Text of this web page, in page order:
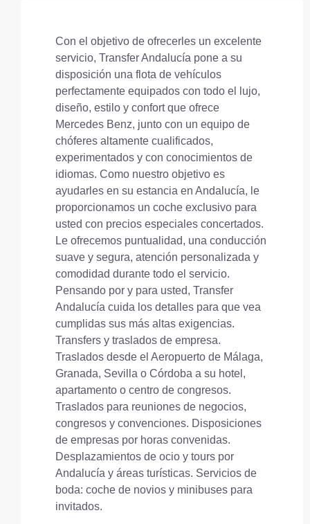
Con el objetivo de ofrecerles un excelente
servicio, Transfer Andalucía pone a su
disposición una flota de vehículos
perfectamente equipados con todo el lujo,
diseño, estilo y confort que ofrece
Mercedes Benz, junto con un equipo de
chóferes altamente cualificados,
experimentados y con conocimientos de
idiomas. Como nuestro objetivo es
ayudarles en su estancia en Andalucía, le
proporcionamos un coche exclusivo para
usted con precios especiales concertados.
Le ofrecemos puntualidad, una conducción
suave y segura, atención personalizada y
comodidad durante todo el servicio.
Pensando por y para usted, Transfer
Andalucía cuida los detalles para que vea
cumplidas sus más altas exigencias.
Transfers y traslados de empresa.
Traslados desde el Aeropuerto de Málaga,
Granada, Sevilla o Córdoba a su hotel,
apartamento o centro de congresos.
Traslados para reuniones de negocios,
congresos y convenciones. Disposiciones
de empresas por horas convenidas.
Desplazamientos de ocio y tours por
Andalucía y áreas turísticas. Servicios de
boda: coche de novios y minibuses para
invitados.